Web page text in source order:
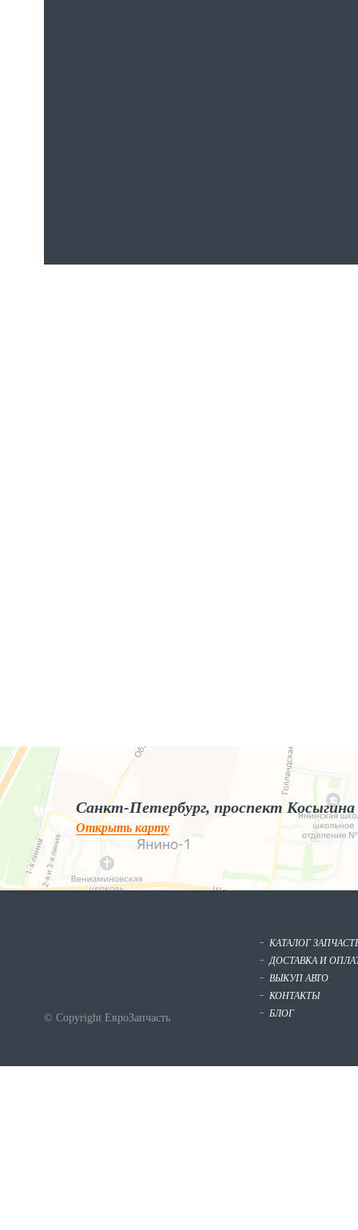
Яндекс.Карты
Яндекс.Карты — поиск мест и адресов, городской транспорт
Санкт-Петербург, проспект Косыгина
Открыть карту
© Copyright ЕвроЗапчасть
КАТАЛОГ
ДОСТАВКА И
ВЫКУП АВТО
КОНТАКТЫ
БЛОГ